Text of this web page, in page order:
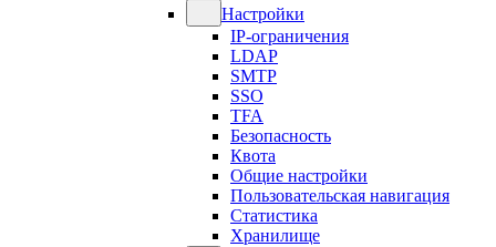
Настройки
IP-ограничения
LDAP
SMTP
SSO
TFA
Безопасность
Квота
Общие настройки
Пользовательская навигация
Статистика
Хранилище